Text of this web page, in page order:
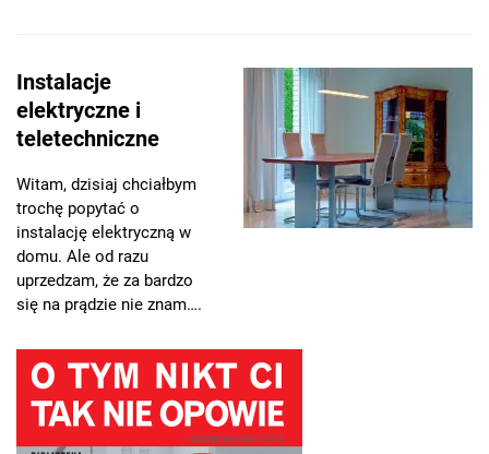
Instalacje
elektryczne i
teletechniczne
Witam, dzisiaj chciałbym
trochę popytać o
instalację elektryczną w
domu. Ale od razu
uprzedzam, że za bardzo
się na prądzie nie znam….